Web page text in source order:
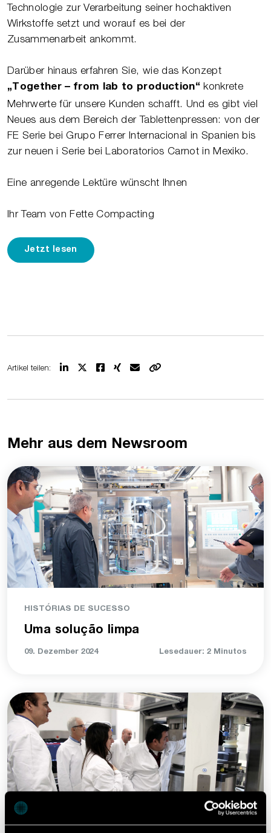
Technologie zur Verarbeitung seiner hochaktiven
Wirkstoffe setzt und worauf es bei der
Zusammenarbeit ankommt.
Darüber hinaus erfahren Sie, wie das Konzept
„Together – from lab to production“ konkrete
Mehrwerte für unsere Kunden schafft. Und es gibt viel
Neues aus dem Bereich der Tablettenpressen: von der
FE Serie bei Grupo Ferrer Internacional in Spanien bis
zur neuen i Serie bei Laboratorios Carnot in Mexiko.
Eine anregende Lektüre wünscht Ihnen
Ihr Team von Fette Compacting
Jetzt lesen
Artikel teilen:
Mehr aus dem Newsroom
HISTÓRIAS DE SUCESSO
Uma solução limpa
09. Dezember 2024 Lesedauer: 2 Minutos